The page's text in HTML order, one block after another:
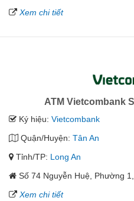
Xem chi tiết
ATM Vietcombank
Ký hiệu: Vietcombank
Quận/Huyện: Tân An
Tỉnh/TP: Long An
Số 74 Nguyễn Huệ, Phường 1,
Xem chi tiết